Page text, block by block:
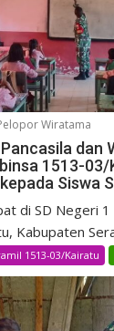
Wiratama
dan
1513-
Siswa
di SD Negeri 1
Kabupaten
1513-03/Kairatu